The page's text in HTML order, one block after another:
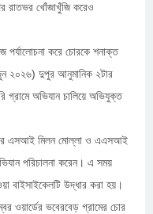
রাতভর খোঁজাখুঁজি করেও
পর্যালোচনা করে চোরকে শনাক্ত
২০২৬) দুপুর আনুমানিক ২টার
গ্রামে অভিযান চালিয়ে অভিযুক্ত
এসআই মিলন মোল্লা ও এএসআই
পরিচালনা করেন। এ সময়
বাইসাইকেলটি উদ্ধার করা হয়।
ওয়ার্ডের ভবেরবেড় গ্রামের চোর